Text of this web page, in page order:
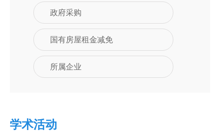
政府采购
国有房屋租金减免
所属企业
学术活动